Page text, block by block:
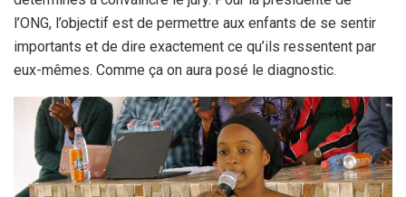
l’ONG, l’objectif est de permettre aux enfants de se sentir
importants et de dire exactement ce qu’ils ressentent par
eux-mêmes. Comme ça on aura posé le diagnostic.